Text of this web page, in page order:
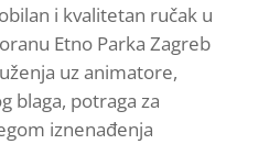
i kvalitetan ručak u
Etno Parka Zagreb
uz animatore,
blaga, potraga za
iznenađenja